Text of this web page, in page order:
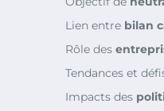
Lien entre bilan
Rôle des
Tendances et
Impacts des